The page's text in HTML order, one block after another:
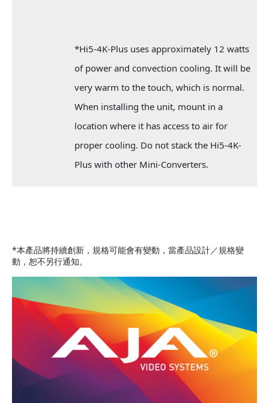
*Hi5-4K-Plus uses approximately 12 watts
of power and convection cooling. It will be
very warm to the touch, which is normal.
When installing the unit, mount in a
location where it has access to air for
proper cooling. Do not stack the Hi5-4K-
Plus with other Mini-Converters.
*本產品將持續創新，規格可能會有變動，當產品設計／規格變
動，恕不另行通知。